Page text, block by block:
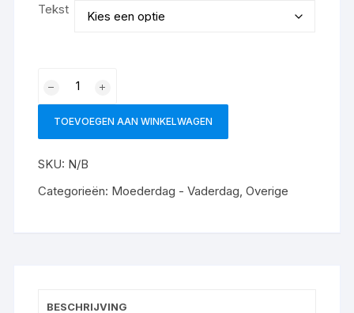
Tekst
TOEVOEGEN AAN WINKELWAGEN
SKU: N/B
Categorieën: Moederdag - Vaderdag ,Overige
BESCHRIJVING